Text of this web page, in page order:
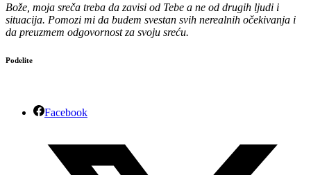
Bože, moja sreča treba da zavisi od Tebe a ne od drugih ljudi i
situacija. Pomozi mi da budem svestan svih nerealnih očekivanja i
da preuzmem odgovornost za svoju sreću.
Podelite
Facebook